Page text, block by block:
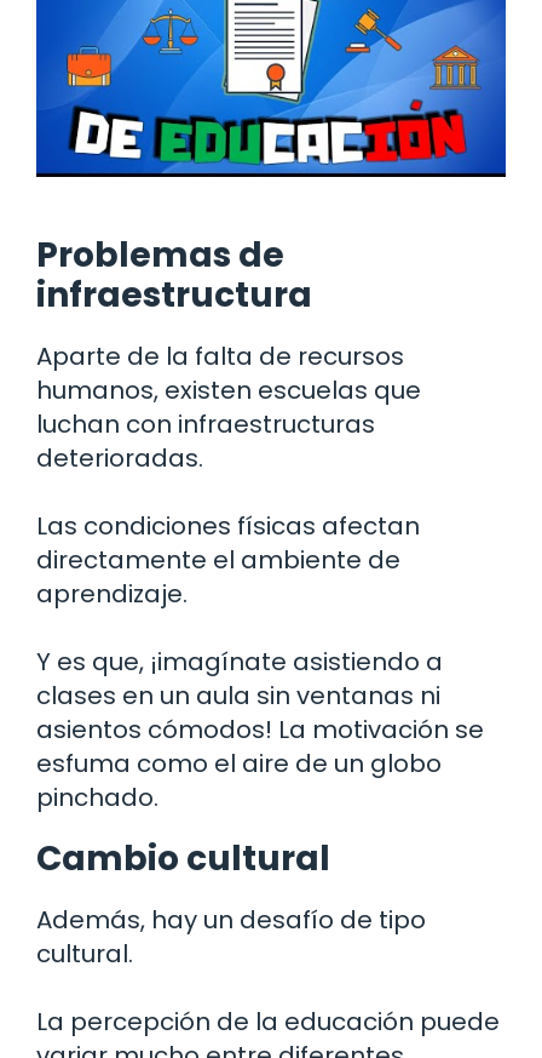
Problemas de
infraestructura
Aparte de la falta de recursos
humanos, existen escuelas que
luchan con infraestructuras
deterioradas.
Las condiciones físicas afectan
directamente el ambiente de
aprendizaje.
Y es que, ¡imagínate asistiendo a
clases en un aula sin ventanas ni
asientos cómodos! La motivación se
esfuma como el aire de un globo
pinchado.
Cambio cultural
Además, hay un desafío de tipo
cultural.
La percepción de la educación puede